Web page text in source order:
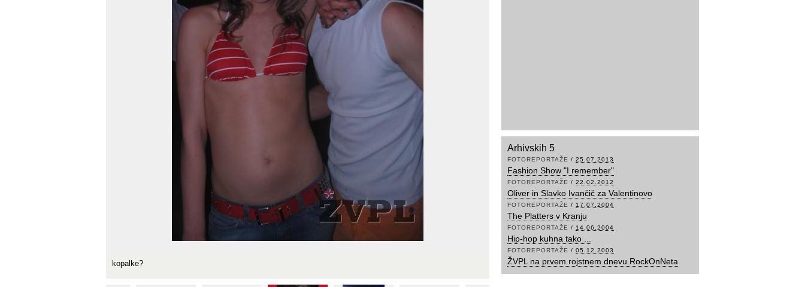
kopalke?
Arhivskih 5
FOTOREPORTAŽE / 25.07.2013
Fashion Show "I remember"
FOTOREPORTAŽE / 22.02.2012
Oliver in Slavko Ivančič za Valentinovo
FOTOREPORTAŽE / 17.07.2004
The Platters v Kranju
FOTOREPORTAŽE / 14.06.2004
Hip-hop kuhna tako ...
FOTOREPORTAŽE / 05.12.2003
ŽVPL na prvem rojstnem dnevu RockOnNeta